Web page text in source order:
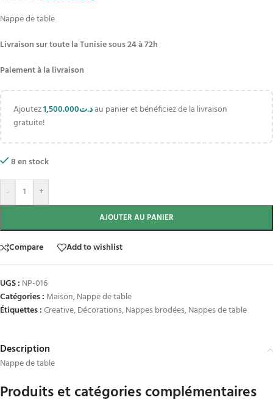
Nappe de table
Livraison sur toute la Tunisie sous 24 à 72h
Paiement à la livraison
Ajoutez د.ت1,500.000
au panier et bénéficiez de la livraison
gratuite!
8 en stock
- +
AJOUTER AU PANIER
Compare Add to wishlist
UGS : NP-016
Catégories : Maison,Nappe de table
Étiquettes :Creative,Décorations,Nappes brodées,Nappes de table
Description
Nappe de table
Produits et catégories complémentaires